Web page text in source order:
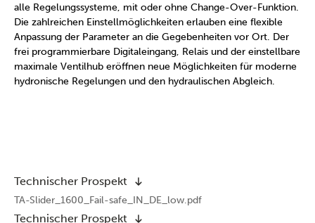
alle Regelungssysteme, mit oder ohne Change-Over-Funktion.
Die zahlreichen Einstellmöglichkeiten erlauben eine flexible
Anpassung der Parameter an die Gegebenheiten vor Ort. Der
frei programmierbare Digitaleingang, Relais und der einstellbare
maximale Ventilhub eröffnen neue Möglichkeiten für moderne
hydronische Regelungen und den hydraulischen Abgleich.
Technischer Prospekt
TA-Slider_1600_Fail-safe_IN_DE_low.pdf
Technischer Prospekt